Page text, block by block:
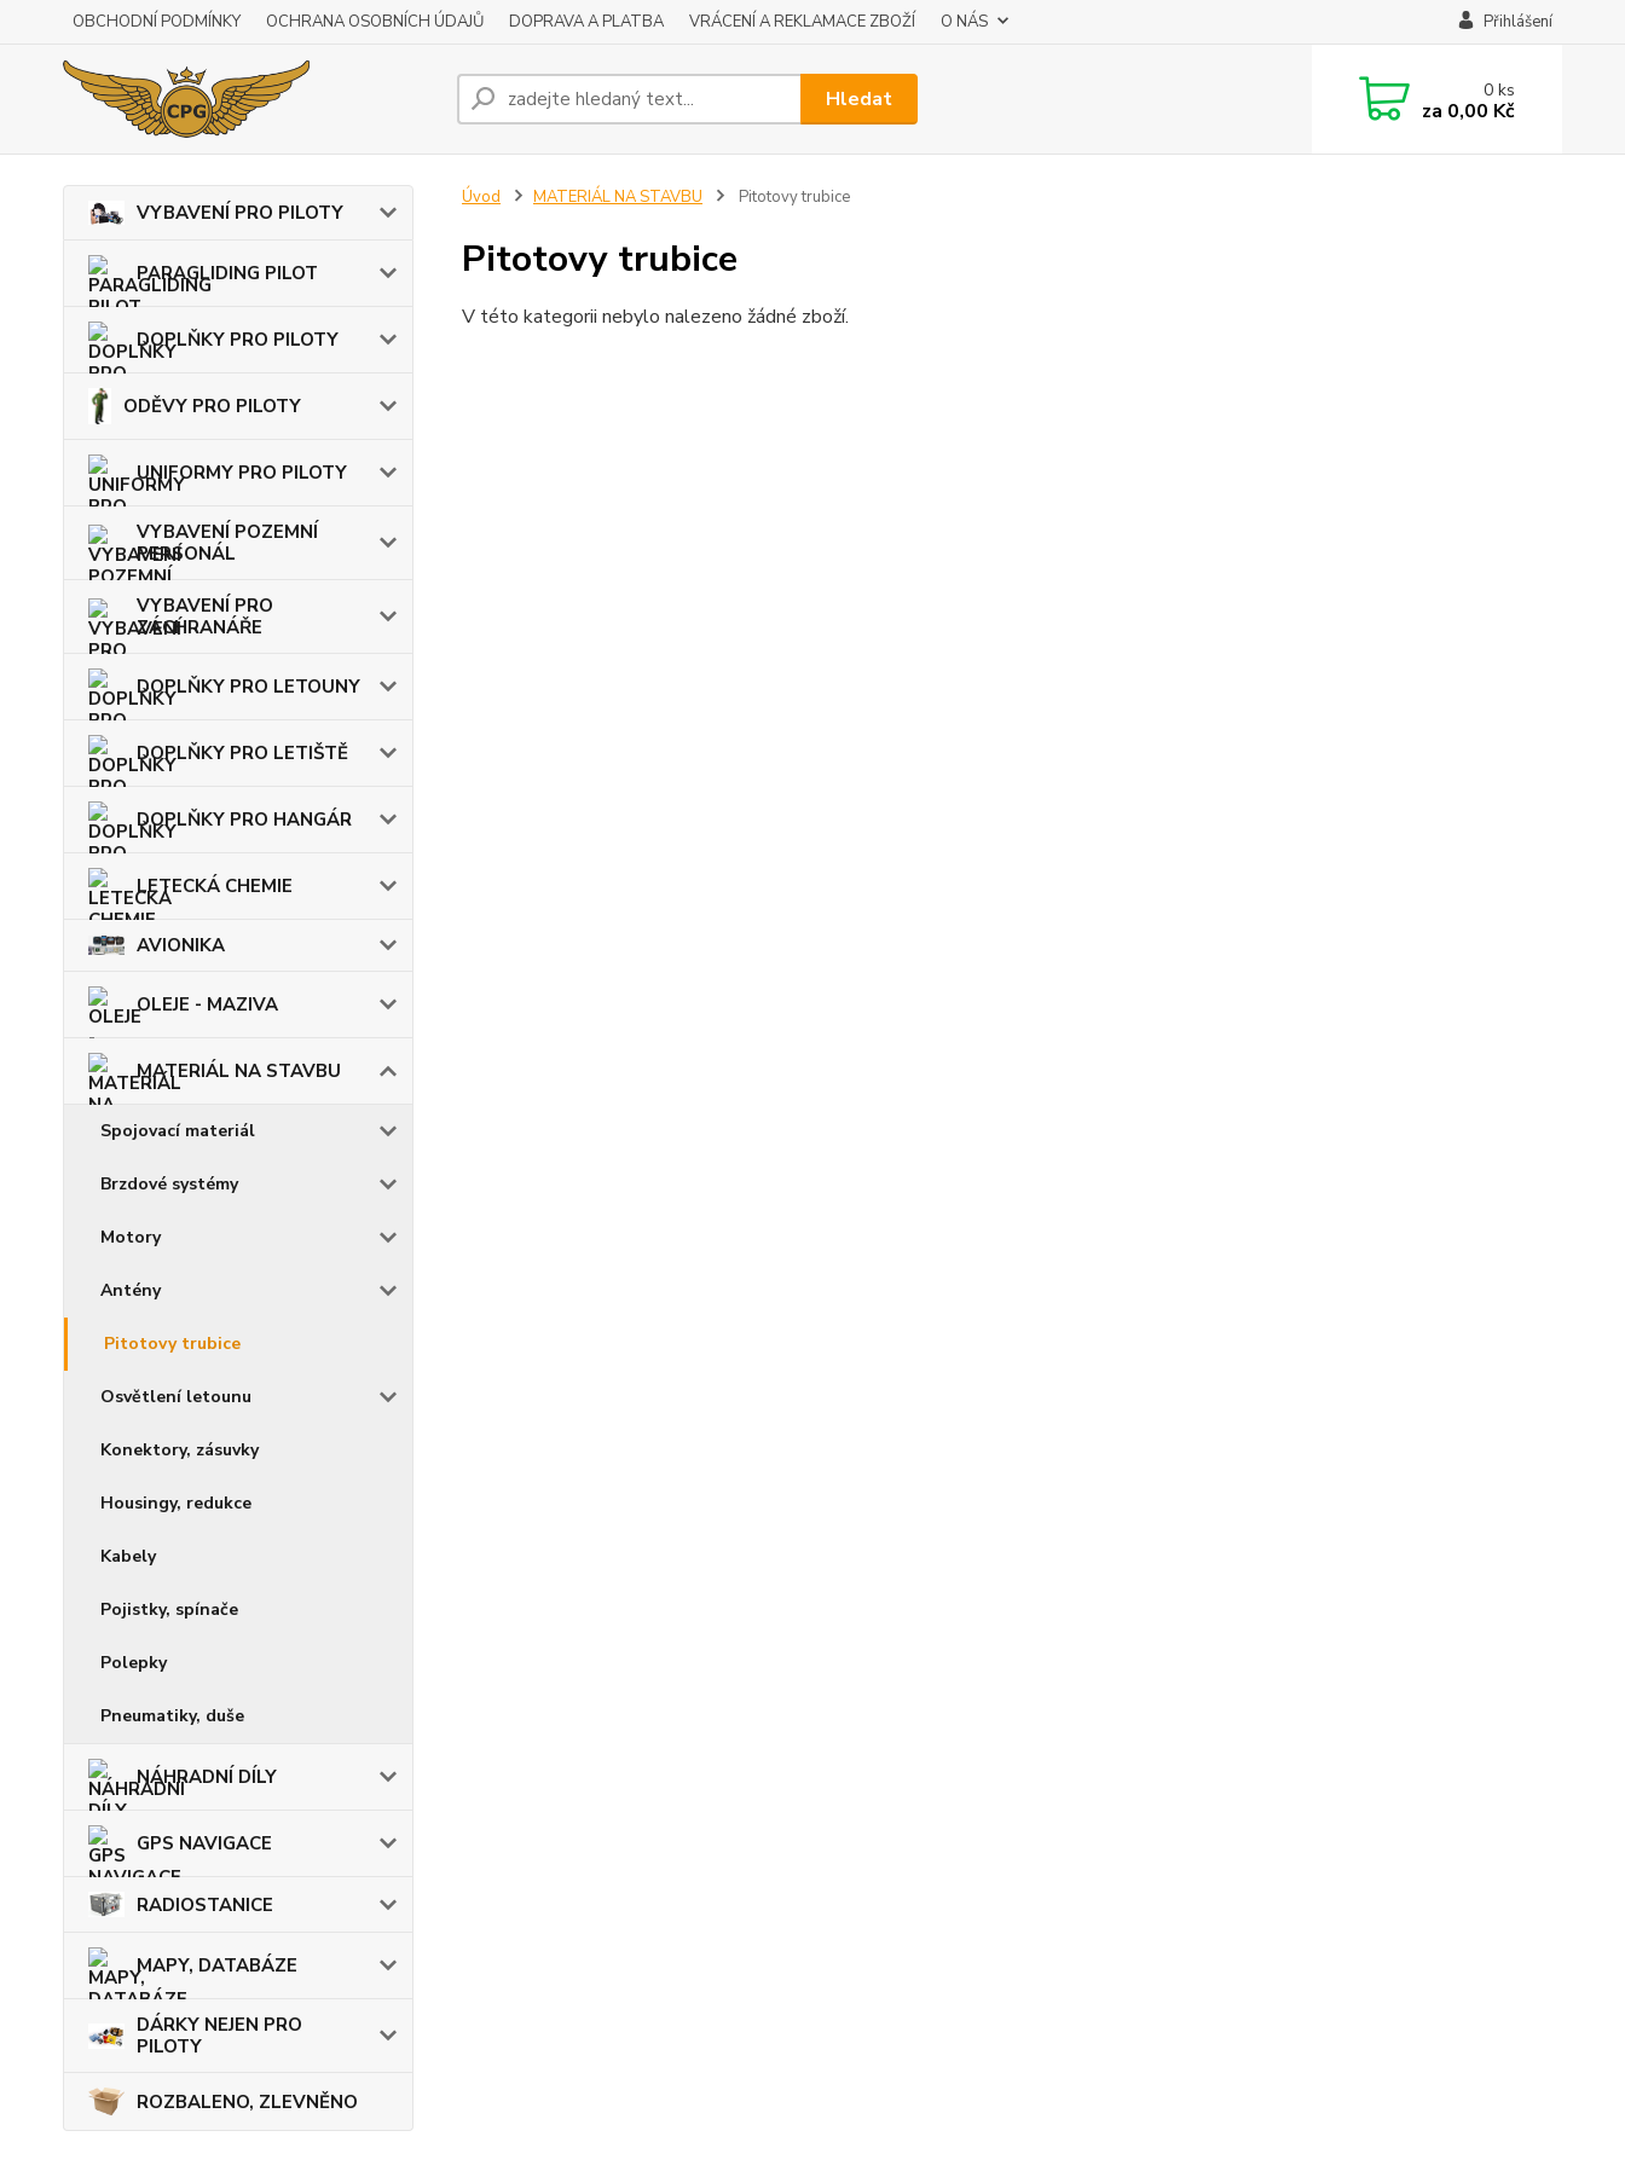
OBCHODNÍ PODMÍNKY OCHRANA OSOBNÍCH ÚDAJŮ DOPRAVA A PLATBA VRÁCENÍ A REKLAMACE ZBOŽÍ O NÁS Přihlášení
Hledat 0ks
za 0,00 Kč
VYBAVENÍ PRO PILOTY
PARAGLIDING PILOT
DOPLŇKY PRO PILOTY
ODĚVY PRO PILOTY
UNIFORMY PRO PILOTY
VYBAVENÍ POZEMNÍ
PERSONÁL
VYBAVENÍ PRO
ZÁCHRANÁŘE
DOPLŇKY PRO LETOUNY
DOPLŇKY PRO LETIŠTĚ
DOPLŇKY PRO HANGÁR
LETECKÁ CHEMIE
AVIONIKA
OLEJE - MAZIVA
MATERIÁL NA STAVBU
Spojovací materiál
Brzdové systémy
Motory
Antény
Pitotovy trubice
Osvětlení letounu
Konektory, zásuvky
Housingy, redukce
Kabely
Pojistky, spínače
Polepky
Pneumatiky, duše
NÁHRADNÍ DÍLY
GPS NAVIGACE
RADIOSTANICE
MAPY, DATABÁZE
DÁRKY NEJEN PRO
PILOTY
ROZBALENO, ZLEVNĚNO
Úvod MATERIÁL NA STAVBU Pitotovy trubice
Pitotovy trubice
V této kategorii nebylo nalezeno žádné zboží.